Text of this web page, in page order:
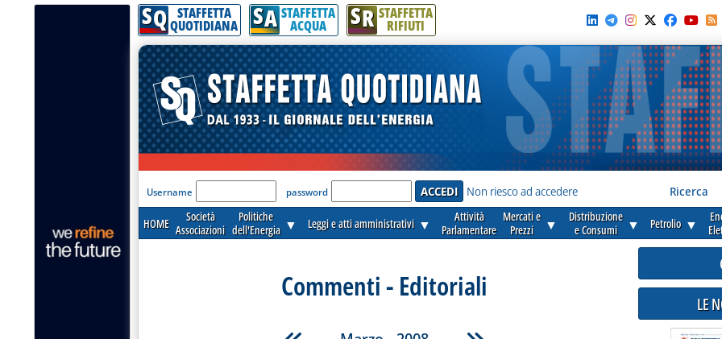
SQ STAFFETTA
QUOTIDIANA SA STAFFETTA
ACQUA SR STAFFETTA
RIFIUTI
'Modulo Login per accedere'
Username password Non riesco ad accedere Ricerca
HOME
Società
Associazioni
Politiche
dell'Energia ▼ Leggi e atti amministrativi ▼
Attività
Parlamentare
Mercati e
Prezzi
▼
Distribuzione
e Consumi
▼ Petrolio ▼
Commenti - Editoriali
LE